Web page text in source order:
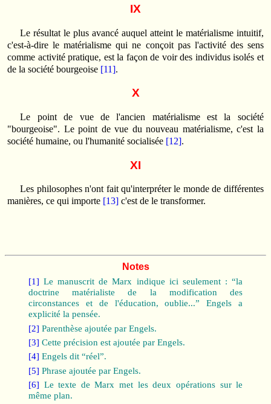
IX
Le résultat le plus avancé auquel atteint le matérialisme intuitif,
c'est-à-dire le matérialisme qui ne conçoit pas l'activité des sens
comme activité pratique, est la façon de voir des individus isolés et
de la société bourgeoise [11].
X
Le point de vue de l'ancien matérialisme est la société
"bourgeoise". Le point de vue du nouveau matérialisme, c'est la
société humaine, ou l'humanité socialisée [12].
XI
Les philosophes n'ont fait qu'interpréter le monde de différentes
manières, ce qui importe [13] c'est de le transformer.
Notes
[1] Le manuscrit de Marx indique ici seulement : “la
doctrine matérialiste de la modification des
circonstances et de l'éducation, oublie...” Engels a
explicité la pensée.
[2] Parenthèse ajoutée par Engels.
[3] Cette précision est ajoutée par Engels.
[4] Engels dit “réel”.
[5] Phrase ajoutée par Engels.
[6] Le texte de Marx met les deux opérations sur le
même plan.